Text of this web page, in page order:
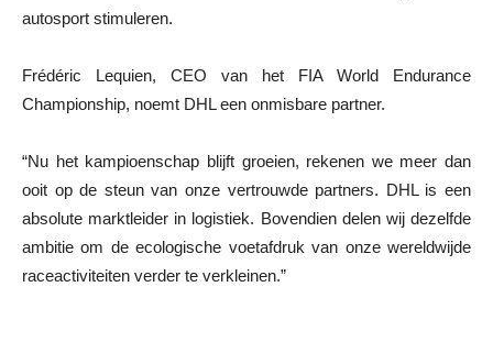
autosport stimuleren.
Frédéric Lequien, CEO van het FIA World Endurance
Championship, noemt DHL een onmisbare partner.
“Nu het kampioenschap blijft groeien, rekenen we meer dan
ooit op de steun van onze vertrouwde partners. DHL is een
absolute marktleider in logistiek. Bovendien delen wij dezelfde
ambitie om de ecologische voetafdruk van onze wereldwijde
raceactiviteiten verder te verkleinen.”